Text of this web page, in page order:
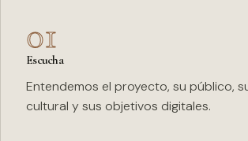
01
Escucha
Entendemos el proyecto, su público,
cultural y sus objetivos digitales.